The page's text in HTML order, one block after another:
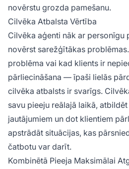
novērstu grozda pamešanu.
Cilvēka Atbalsta Vērtība
Cilvēka aģenti nāk ar personīgu
novērst sarežģītākas
problēma vai kad klients ir
pārliecināšana — īpaši lielās
cilvēka atbalsts ir svarīgs.
savu pieeju reālajā laikā,
jautājumiem un dot klientiem
apstrādāt situācijas, kas
čatbotu var darīt.
Kombinētā Pieeja Maksimālai